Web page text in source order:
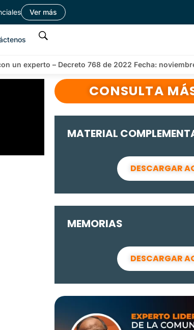
Ver más
un experto – Decreto 768 de 2022 Fecha:
CONSULTA
MATERIAL
DESCARGAR
MEMORIAS
DESCARGAR